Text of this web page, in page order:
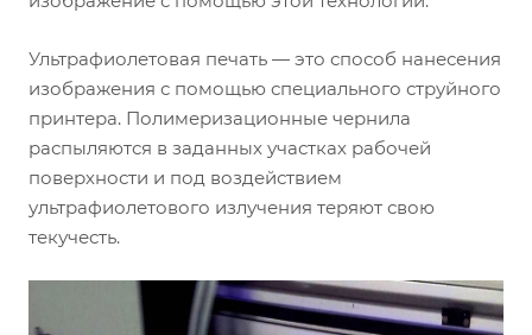
Ультрафиолетовая печать — это способ нанесения
изображения с помощью специального струйного
принтера. Полимеризационные чернила
распыляются в заданных участках рабочей
поверхности и под воздействием
ультрафиолетового излучения теряют свою
текучесть.